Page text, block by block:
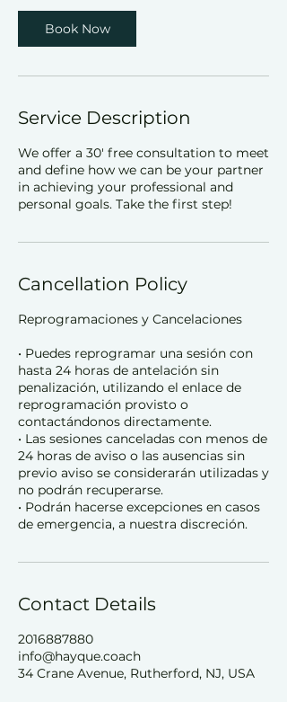
i
n
Book Now
Service Description
We offer a 30' free consultation to meet
and define how we can be your partner
in achieving your professional and
personal goals. Take the first step!
Cancellation Policy
Reprogramaciones y Cancelaciones
• Puedes reprogramar una sesión con
hasta 24 horas de antelación sin
penalización, utilizando el enlace de
reprogramación provisto o
contactándonos directamente.
• Las sesiones canceladas con menos de
24 horas de aviso o las ausencias sin
previo aviso se considerarán utilizadas y
no podrán recuperarse.
• Podrán hacerse excepciones en casos
de emergencia, a nuestra discreción.
Contact Details
2016887880
info@hayque.coach
34 Crane Avenue, Rutherford, NJ, USA